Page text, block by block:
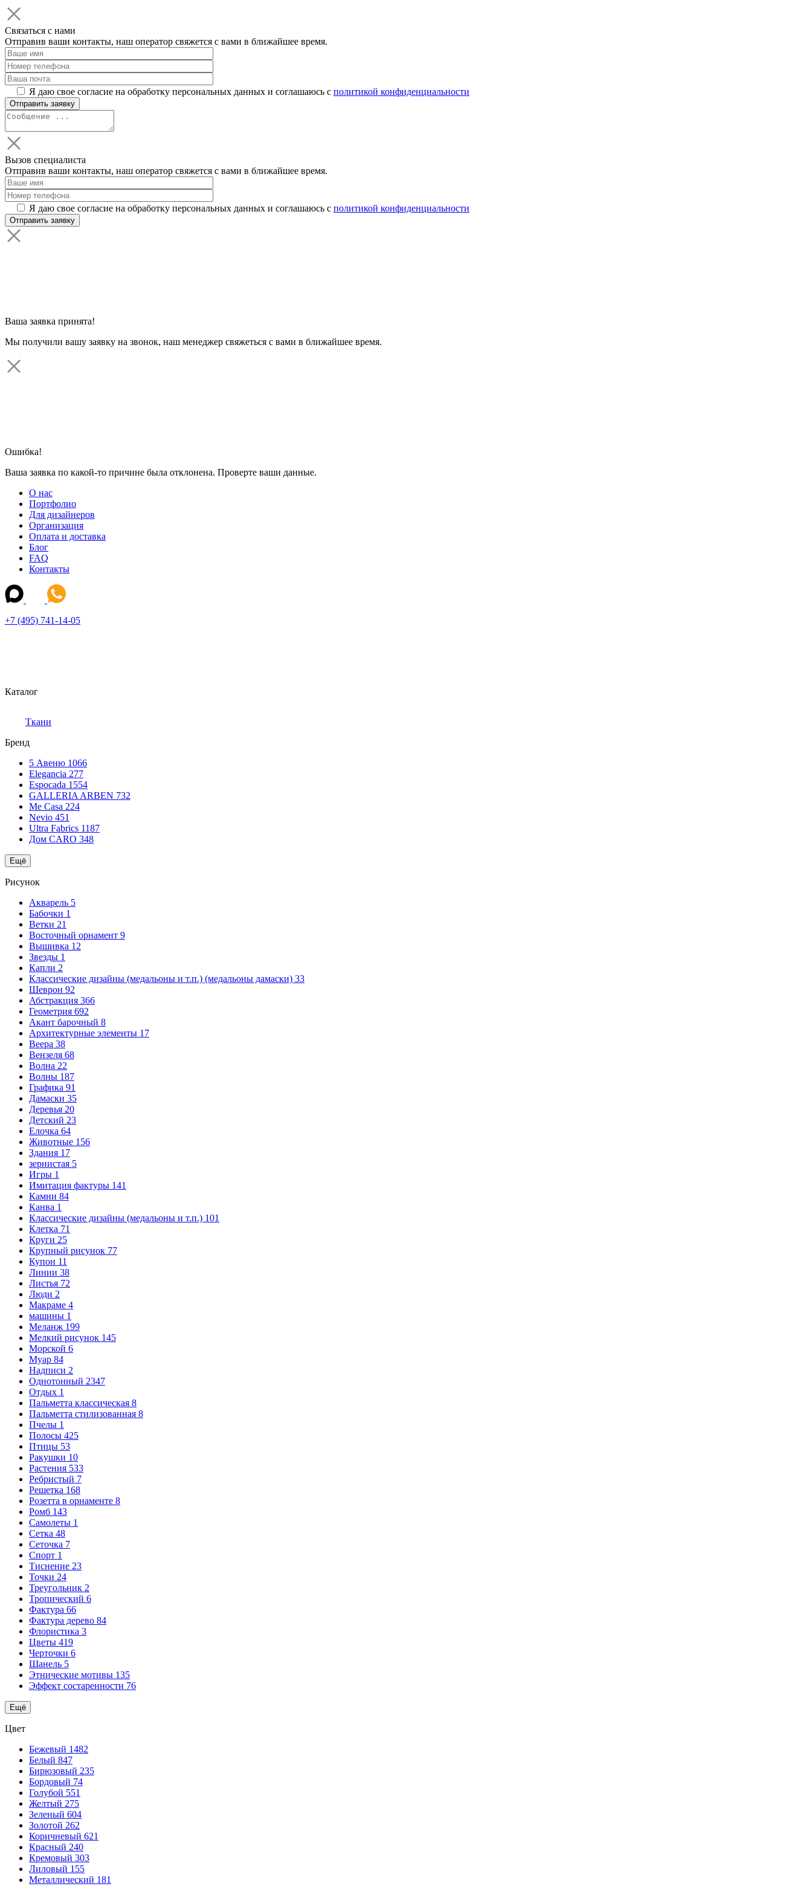
Связаться с нами
Отправив ваши контакты, наш оператор свяжется с вами в ближайшее время.
Я даю свое согласие на обработку персональных данных и соглашаюсь с политикой конфиденциальности
Вызов специалиста
Отправив ваши контакты, наш оператор свяжется с вами в ближайшее время.
Я даю свое согласие на обработку персональных данных и соглашаюсь с политикой конфиденциальности
Ваша заявка принята!
Мы получили вашу заявку на звонок, наш менеджер свяжеться с вами в ближайшее время.
Ошибка!
Ваша заявка по какой-то причине была отклонена. Проверте ваши данные.
О нас
Портфолио
Для дизайнеров
Организация
Оплата и доставка
Блог
FAQ
Контакты
+7 (495) 741-14-05
Каталог
Ткани
Бренд
5 Авеню 1066
Elegancia 277
Espocada 1554
GALLERIA ARBEN 732
Me Casa 224
Nevio 451
Ultra Fabrics 1187
Дом CARO 348
Ещё
Рисунок
Акварель 5
Бабочки 1
Ветки 21
Восточный орнамент 9
Вышивка 12
Звезды 1
Капли 2
Классические дизайны (медальоны и т.п.) (медальоны дамаски) 33
Шеврон 92
Абстракция 366
Геометрия 692
Акант барочный 8
Архитектурные элементы 17
Веера 38
Вензеля 68
Волна 22
Волны 187
Графика 91
Дамаски 35
Деревья 20
Детский 23
Елочка 64
Животные 156
Здания 17
зернистая 5
Игры 1
Имитация фактуры 141
Камни 84
Канва 1
Классические дизайны (медальоны и т.п.) 101
Клетка 71
Круги 25
Крупный рисунок 77
Купон 11
Линии 38
Листья 72
Люди 2
Макраме 4
машины 1
Меланж 199
Мелкий рисунок 145
Морской 6
Муар 84
Надписи 2
Однотонный 2347
Отдых 1
Пальметта классическая 8
Пальметта стилизованная 8
Пчелы 1
Полосы 425
Птицы 53
Ракушки 10
Растения 533
Ребристый 7
Решетка 168
Розетта в орнаменте 8
Ромб 143
Самолеты 1
Сетка 48
Сеточка 7
Спорт 1
Тиснение 23
Точки 24
Треугольник 2
Тропический 6
Фактура 66
Фактура дерево 84
Флористика 3
Цветы 419
Черточки 6
Шанель 5
Этнические мотивы 135
Эффект состаренности 76
Ещё
Цвет
Бежевый 1482
Белый 847
Бирюзовый 235
Бордовый 74
Голубой 551
Желтый 275
Зеленый 604
Золотой 262
Коричневый 621
Красный 240
Кремовый 303
Лиловый 155
Металлический 181